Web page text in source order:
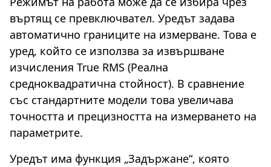
въртящ се превключвател. Уредът задава
автоматично границите на измерване. Това е
уред, който се използва за извършване
изчисления True RMS (Реална
средноквадратична стойност). В сравнение
със стандартните модели това увеличава
точността и прецизността на измерването на
параметрите.
Уредът има функция „Задържане“, която